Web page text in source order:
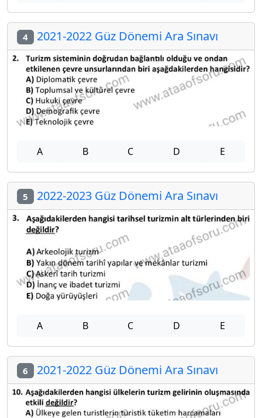
4 2021-2022 Güz Dönemi Ara Sınavı
A B C D E
5 2022-2023 Güz Dönemi Ara Sınavı
A B C D E
6 2021-2022 Güz Dönemi Ara Sınavı